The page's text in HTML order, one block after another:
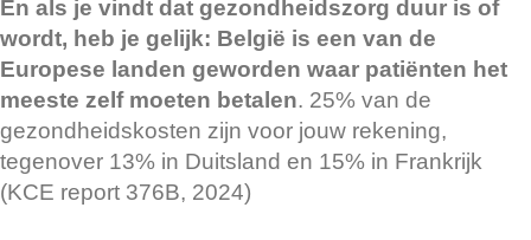
En als je vindt dat gezondheidszorg duur is of
wordt, heb je gelijk: België is een van de
Europese landen geworden waar patiënten het
meeste zelf moeten betalen. 25% van de
gezondheidskosten zijn voor jouw rekening,
tegenover 13% in Duitsland en 15% in Frankrijk
(KCE report 376B, 2024)